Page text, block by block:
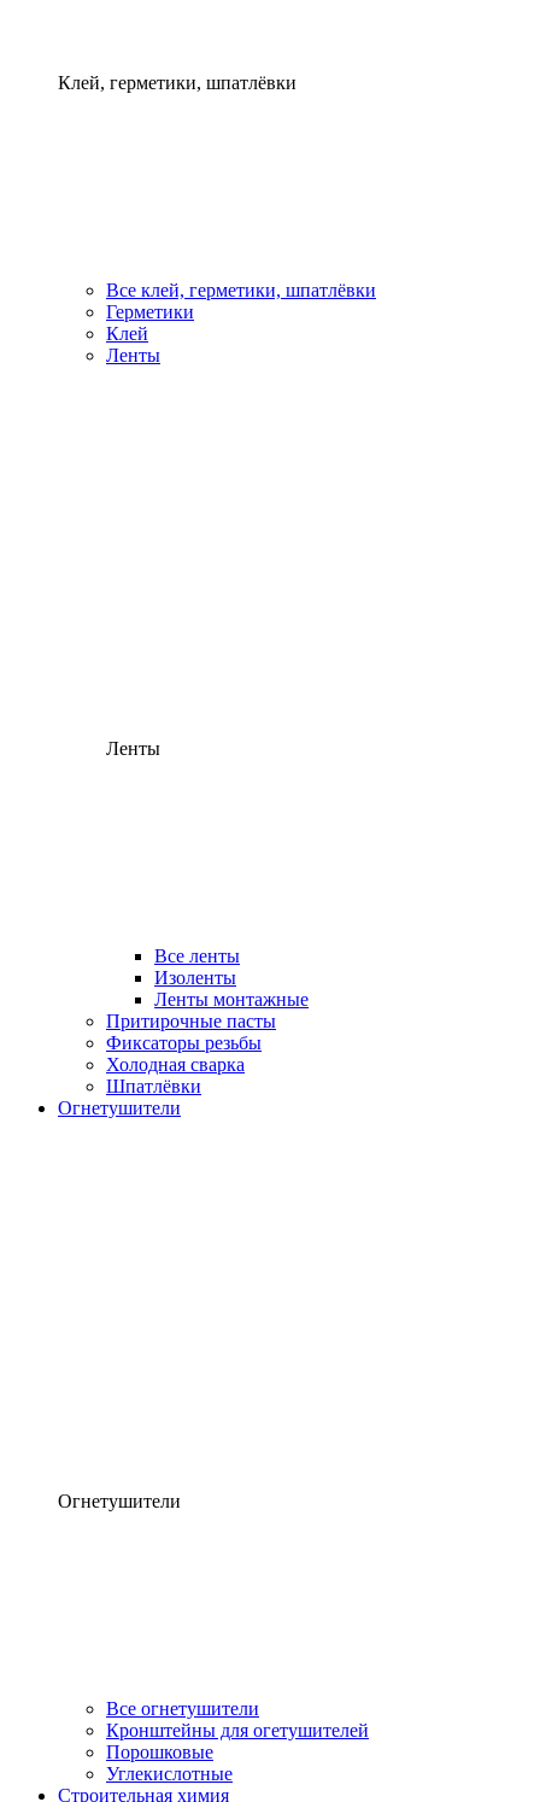
Клей, герметики, шпатлёвки
Все клей, герметики, шпатлёвки
Герметики
Клей
Ленты
Ленты
Все ленты
Изоленты
Ленты монтажные
Притирочные пасты
Фиксаторы резьбы
Холодная сварка
Шпатлёвки
Огнетушители
Огнетушители
Все огнетушители
Кронштейны для огетушителей
Порошковые
Углекислотные
Строительная химия